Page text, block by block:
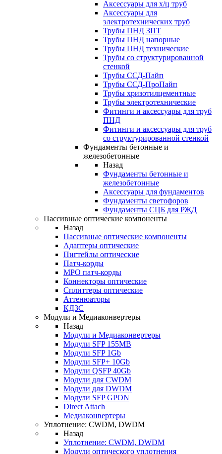
Аксессуары для х/ц труб
Аксессуары для
электротехнических труб
Трубы ПНД ЗПТ
Трубы ПНД напорные
Трубы ПНД технические
Трубы со структурированной
стенкой
Трубы ССД-Пайп
Трубы ССД-ПроПайп
Трубы хризотилцементные
Трубы электротехнические
Фитинги и аксессуары для труб
ПНД
Фитинги и аксессуары для труб
со структурированной стенкой
Фундаменты бетонные и
железобетонные
Назад
Фундаменты бетонные и
железобетонные
Аксессуары для фундаментов
Фундаменты светофоров
Фундаменты СЦБ для РЖД
Пассивные оптические компоненты
Назад
Пассивные оптические компоненты
Адаптеры оптические
Пигтейлы оптические
Патч-корды
MPO патч-корды
Коннекторы оптические
Сплиттеры оптические
Аттенюаторы
КДЗС
Модули и Медиаконвертеры
Назад
Модули и Медиаконвертеры
Модули SFP 155MB
Модули SFP 1Gb
Модули SFP+ 10Gb
Модули QSFP 40Gb
Модули для CWDM
Модули для DWDM
Модули SFP GPON
Direct Attach
Медиаконвертеры
Уплотнение: CWDM, DWDM
Назад
Уплотнение: CWDM, DWDM
Модули оптического уплотнения